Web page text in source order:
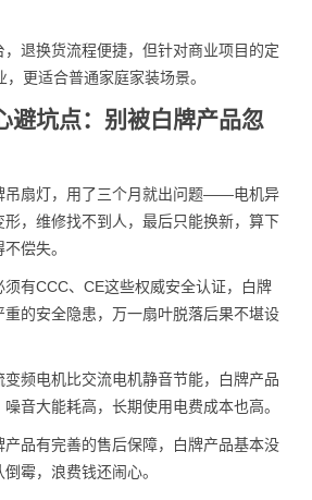
退换货流程便捷，但针对商业项目的定
更适合普通家庭家装场景。
避坑点：别被白牌产品忽
吊扇灯，用了三个月就出问题——电机异
，维修找不到人，最后只能换新，算下
偿失。
有CCC、CE这些权威安全认证，白牌
的安全隐患，万一扇叶脱落后果不堪设
频电机比交流电机静音节能，白牌产品
音大能耗高，长期使用电费成本也高。
品有完善的售后保障，白牌产品基本没
霉，浪费钱还闹心。